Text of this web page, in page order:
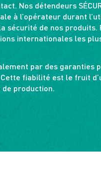
Nos détendeurs
à l’opérateur durant
sécurité de nos produits.
internationales les
par des garanties
fiabilité est le fruit
production.